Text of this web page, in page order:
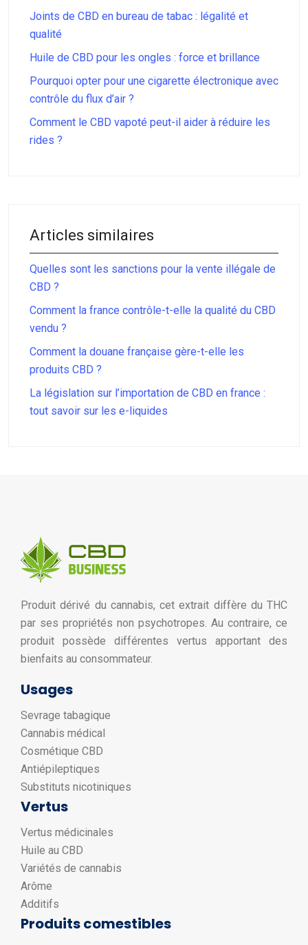
Joints de CBD en bureau de tabac : légalité et
qualité
Huile de CBD pour les ongles : force et brillance
Pourquoi opter pour une cigarette électronique avec
contrôle du flux d’air ?
Comment le CBD vapoté peut-il aider à réduire les
rides ?
Articles similaires
Quelles sont les sanctions pour la vente illégale de
CBD ?
Comment la france contrôle-t-elle la qualité du CBD
vendu ?
Comment la douane française gère-t-elle les
produits CBD ?
La législation sur l’importation de CBD en france :
tout savoir sur les e-liquides
Produit dérivé du cannabis, cet extrait diffère du THC
par ses propriétés non psychotropes. Au contraire, ce
produit possède différentes vertus apportant des
bienfaits au consommateur.
Usages
Sevrage tabagique
Cannabis médical
Cosmétique CBD
Antiépileptiques
Substituts nicotiniques
Vertus
Vertus médicinales
Huile au CBD
Variétés de cannabis
Arôme
Additifs
Produits comestibles